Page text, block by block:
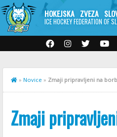
HOKEJSKA ZVEZA
ICE HOCKEY FEDERATION OF
» Novice » Zmaji pripravljeni na
Zmaji